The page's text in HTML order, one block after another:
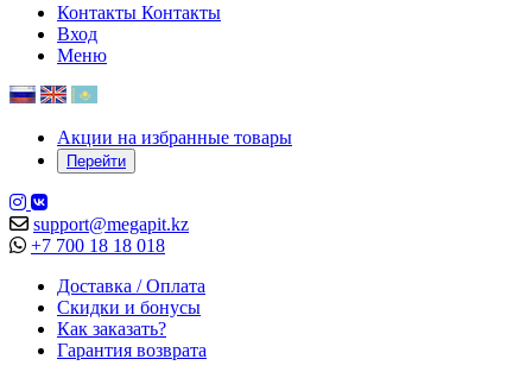
Контакты Контакты
Вход
Меню
Акции на избранные товары
Перейти
support@megapit.kz
+7 700 18 18 018
Доставка / Оплата
Скидки и бонусы
Как заказать?
Гарантия возврата